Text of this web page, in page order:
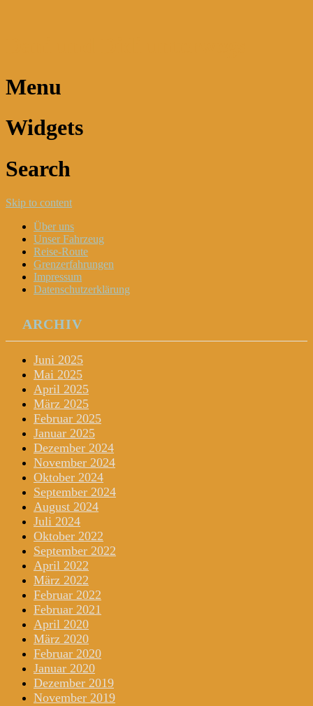
Menu
Widgets
Search
Skip to content
Über uns
Unser Fahrzeug
Reise-Route
Grenzerfahrungen
Impressum
Datenschutzerklärung
ARCHIV
Juni 2025
Mai 2025
April 2025
März 2025
Februar 2025
Januar 2025
Dezember 2024
November 2024
Oktober 2024
September 2024
August 2024
Juli 2024
Oktober 2022
September 2022
April 2022
März 2022
Februar 2022
Februar 2021
April 2020
März 2020
Februar 2020
Januar 2020
Dezember 2019
November 2019